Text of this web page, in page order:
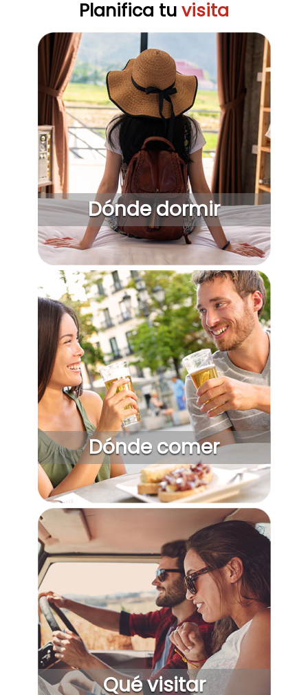
Planifica tu visita
Dónde dormir
Dónde comer
Qué visitar